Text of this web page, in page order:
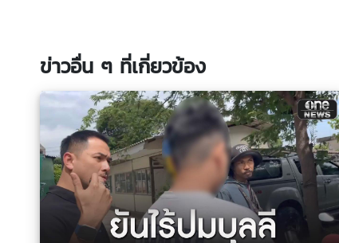
ข่าวอื่น ๆ ที่เกี่ยวข้อง